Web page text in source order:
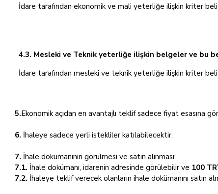
İdare tarafından ekonomik ve mali yeterliğe ilişkin kriter
4.3. Mesleki ve Teknik yeterliğe ilişkin belgeler ve bu
İdare tarafından mesleki ve teknik yeterliğe ilişkin kriter
5.Ekonomik açıdan en avantajlı teklif sadece fiyat esasına
6. İhaleye sadece yerli istekliler katılabilecektir.
7. İhale dokümanının görülmesi ve satın alınması:
7.1. İhale dokümanı, idarenin adresinde görülebilir ve 100
7.2. İhaleye teklif verecek olanların ihale dokümanını satın